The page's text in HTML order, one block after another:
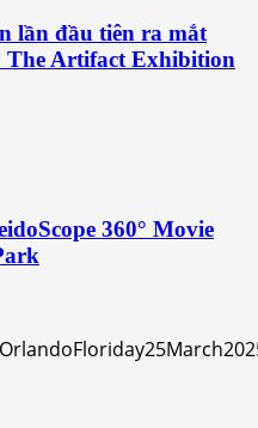
lần đầu tiên ra mắt
Artifact Exhibition
360° Movie